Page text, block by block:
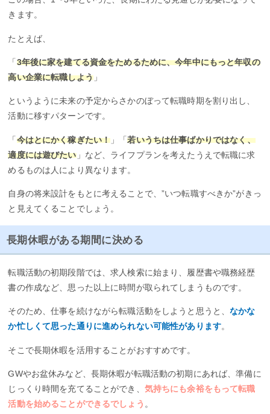
きます。
たとえば、
「 3年後に家を建てる資金をためるために、今年中にもっと年収の
高い企業に転職しよう」
というように未来の予定からさかのぼって転職時期を割り出し、
活動に移すパターンです。
「 今はとにかく稼ぎたい！ 」「若いうちは仕事ばかりではなく、
適度には遊びたい」など、ライフプランを考えたうえで転職に求
めるものは人により異なります。
自身の将来設計をもとに考えることで、”いつ転職すべきか”がきっ
と見えてくることでしょう。
長期休暇がある期間に決める
転職活動の初期段階では、求人検索に始まり、履歴書や職務経歴
書の作成など、思った以上に時間が取られてしまうものです。
そのため、仕事を続けながら転職活動をしようと思うと、なかな
か忙しくて思った通りに進められない可能性があります。
そこで長期休暇を活用することがおすすめです。
GWやお盆休みなど、長期休暇が転職活動の初期にあれば、準備に
じっくり時間を充てることができ、 気持ちにも余裕をもって転職
活動を始めることができるでしょう 。